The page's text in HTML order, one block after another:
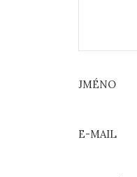
JMÉNO
E-MAIL